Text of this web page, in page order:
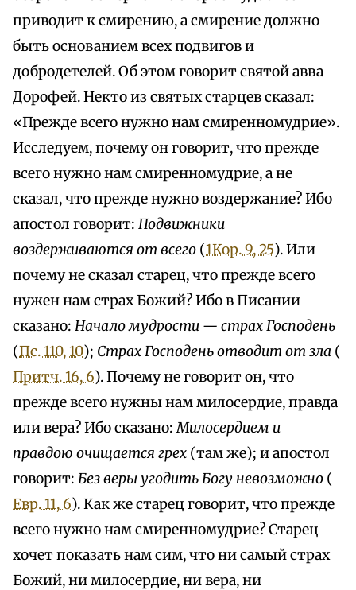
приводит к смирению, а смирение должно
быть основанием всех подвигов и
добродетелей. Об этом говорит святой авва
Дорофей. Некто из святых старцев сказал:
«Прежде всего нужно нам смиренномудрие».
Исследуем, почему он говорит, что прежде
всего нужно нам смиренномудрие, а не
сказал, что прежде нужно воздержание? Ибо
апостол говорит: Подвижники
воздерживаются от всего (1Кор. 9, 25). Или
почему не сказал старец, что прежде всего
нужен нам страх Божий? Ибо в Писании
сказано: Начало мудрости — страх Господень
(Пс. 110, 10); Страх Господень отводит от зла (
Притч. 16, 6). Почему не говорит он, что
прежде всего нужны нам милосердие, правда
или вера? Ибо сказано:Милосердием и
правдою очищается грех (там же); и апостол
говорит: Без веры угодить Богу невозможно (
Евр. 11, 6). Как же старец говорит, что прежде
всего нужно нам смиренномудрие? Старец
хочет показать нам сим, что ни самый страх
Божий, ни милосердие, ни вера, ни